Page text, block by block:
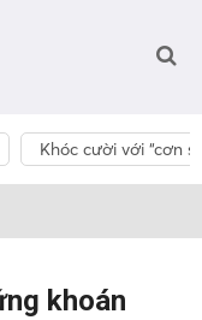
Khóc cười với “cơn
khoán